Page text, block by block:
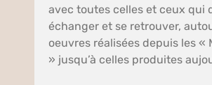
avec toutes celles et ceux qui
échanger et se retrouver,
oeuvres réalisées depuis les «
» jusqu’à celles produites